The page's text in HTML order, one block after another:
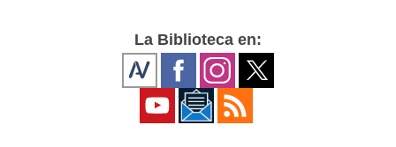
La Biblioteca en: